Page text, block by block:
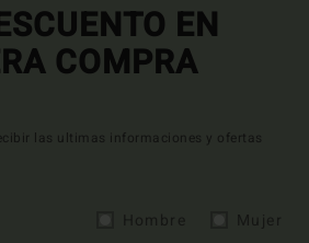
EN
COMPRA
las ultimas informaciones y ofertas